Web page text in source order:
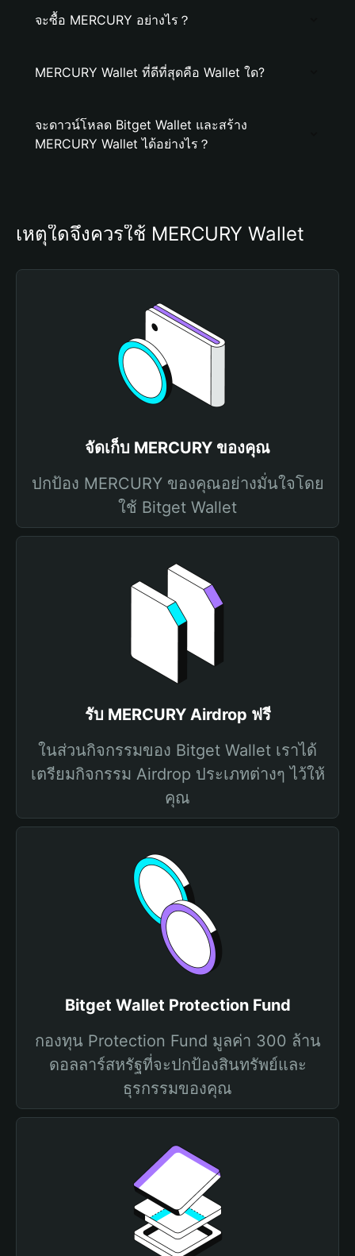
จะซื้อ MERCURY อย่างไร？
MERCURY Wallet ที่ดีที่สุดคือ Wallet ใด?
จะดาวน์โหลด Bitget Wallet และสร้าง
MERCURY Wallet ได้อย่างไร？
เหตุใดจึงควรใช้ MERCURY Wallet
จัดเก็บ MERCURY ของคุณ
ปกป้อง MERCURY ของคุณอย่างมั่นใจโดย
ใช้ Bitget Wallet
รับ MERCURY Airdrop ฟรี
ในส่วนกิจกรรมของ Bitget Wallet เราได้
เตรียมกิจกรรม Airdrop ประเภทต่างๆ ไว้ให้
คุณ
Bitget Wallet Protection Fund
กองทุน Protection Fund มูลค่า 300 ล้าน
ดอลลาร์สหรัฐที่จะปกป้องสินทรัพย์และ
ธุรกรรมของคุณ